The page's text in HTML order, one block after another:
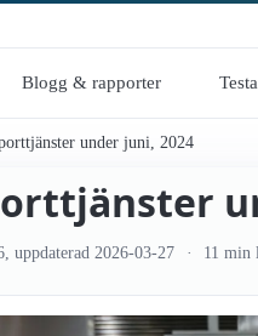
Blogg & rapporter
under juni, 2024
, uppdaterad 2026-03-27 11 min